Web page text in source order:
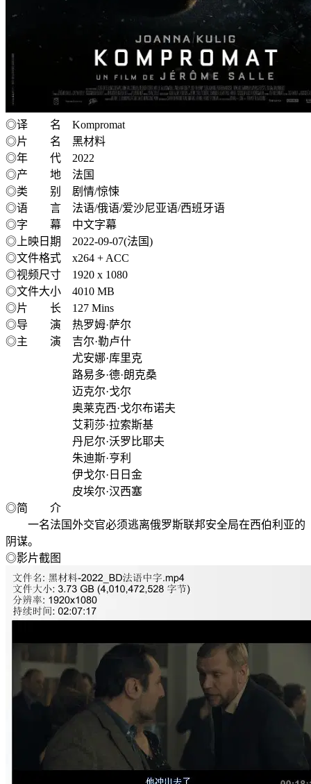
◎译 名 Kompromat
◎片 名 黑材料
◎年 代 2022
◎产 地 法国
◎类 别 剧情/惊悚
◎语 言 法语/俄语/爱沙尼亚语/西班牙语
◎字 幕 中文字幕
◎上映日期 2022-09-07(法国)
◎文件格式 x264 + ACC
◎视频尺寸 1920 x 1080
◎文件大小 4010 MB
◎片 长 127 Mins
◎导 演 热罗姆·萨尔
◎主 演 吉尔·勒卢什
尤安娜·库里克
路易多·德·朗克桑
迈克尔·戈尔
奥莱克西·戈尔布诺夫
艾莉莎·拉索斯基
丹尼尔·沃罗比耶夫
朱迪斯·亨利
伊戈尔·日日金
皮埃尔·汉西塞
◎简 介
一名法国外交官必须逃离俄罗斯联邦安全局在西伯利亚的
阴谋。
◎影片截图